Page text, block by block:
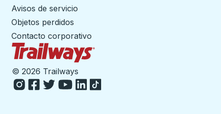
Avisos de servicio
Objetos perdidos
Contacto corporativo
© 2026 Trailways